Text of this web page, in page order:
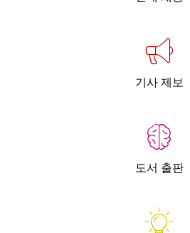
기사 제보
도서 출판